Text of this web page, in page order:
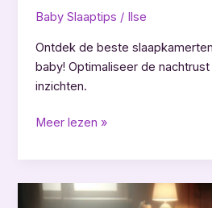
Baby Slaaptips / Ilse
Ontdek de beste
baby! Optimaliseer de
inzichten.
Wat
de
beste
slaapkamer
Meer lezen »